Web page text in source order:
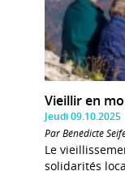
Vieillir en
Jeudi 09.10.2025
Par Bénédicte
Le
solidarités